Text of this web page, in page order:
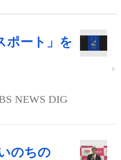
ポート」を
NEWS DIG
のちの